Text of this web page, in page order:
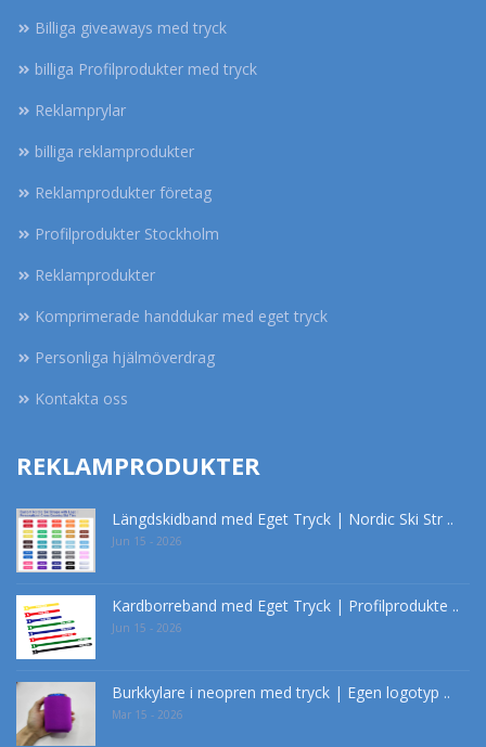
Billiga giveaways med tryck
billiga Profilprodukter med tryck
Reklamprylar
billiga reklamprodukter
Reklamprodukter företag
Profilprodukter Stockholm
Reklamprodukter
Komprimerade handdukar med eget tryck
Personliga hjälmöverdrag
Kontakta oss
REKLAMPRODUKTER
Längdskidband med Eget Tryck | Nordic Ski Str ..
Jun 15 - 2026
Kardborreband med Eget Tryck | Profilprodukte ..
Jun 15 - 2026
Burkkylare i neopren med tryck | Egen logotyp ..
Mar 15 - 2026